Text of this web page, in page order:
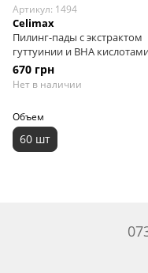
Артикул: 1494
Celimax
Пилинг-пады с экстрактом
гуттуинии и BHA
Celimax Ji Woo Gae Heartleaf
BHA Peeling Pad, 60 шт
670 грн
Нет в наличии
Объем
60 шт